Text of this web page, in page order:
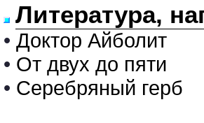
Литература,
• Доктор Айболит
• От двух до пяти
• Серебряный герб